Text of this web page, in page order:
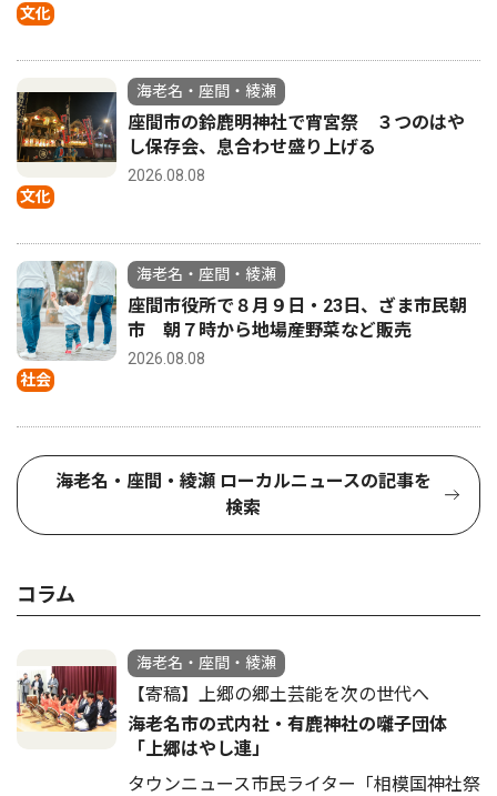
文化
文化
海老名・座間・綾瀬
座間市の鈴鹿明神社で宵宮祭 ３つのはや
し保存会、息合わせ盛り上げる
2026.08.08
社会
海老名・座間・綾瀬
座間市役所で８月９日・23日、ざま市民朝
市 朝７時から地場産野菜など販売
2026.08.08
海老名・座間・綾瀬 ローカルニュースの記事を
検索
コラム
海老名・座間・綾瀬
【寄稿】上郷の郷土芸能を次の世代へ
海老名市の式内社・有鹿神社の囃子団体
「上郷はやし連」
タウンニュース市民ライター「相模国神社祭